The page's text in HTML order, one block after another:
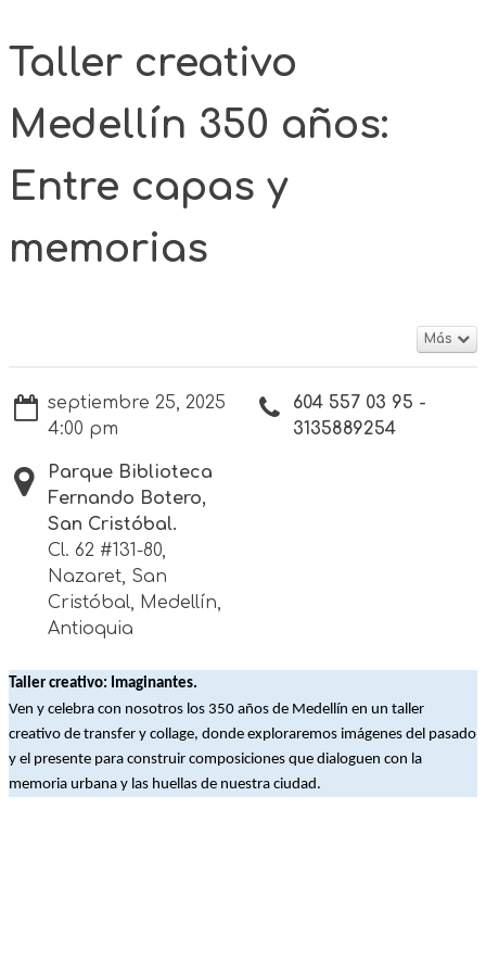
Taller creativo
Medellín 350 años:
Entre capas y
memorias
Más
septiembre 25, 2025
4:00 pm
Parque Biblioteca
Fernando Botero,
San Cristóbal.
Cl. 62 #131-80,
Nazaret, San
Cristóbal, Medellín,
Antioquia
604 557 03 95 -
3135889254
Taller creativo: Imaginantes.
Ven y celebra con nosotros los 350 años de Medellín en un taller
creativo de transfer y collage, donde exploraremos imágenes del pasado
y el presente para construir composiciones que dialoguen con la
memoria urbana y las huellas de nuestra ciudad.